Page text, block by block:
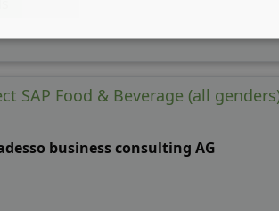
SAP Food & Beverage (all
business consulting AG